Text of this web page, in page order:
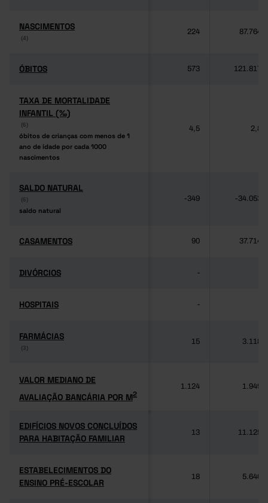
NASCIMENTOS
(4)
NASCIMENTOS
(4)
224 87.764
ÓBITOS
ÓBITOS 573 121.817
TAXA DE MORTALIDADE
INFANTIL (‰)
(6)
óbitos de crianças com menos de 1
ano de idade por cada 1000
nascimentos
TAXA DE MORTALIDADE
INFANTIL (‰)
(6)
óbitos de crianças com menos de 1
ano de idade por cada 1000
nascimentos
4,5 2,8
SALDO NATURAL
(6)
saldo natural
SALDO NATURAL
(6)
saldo natural
-349 -34.053
CASAMENTOS
CASAMENTOS 90 37.714
DIVÓRCIOS
DIVÓRCIOS -
HOSPITAIS
HOSPITAIS -
FARMÁCIAS
(3)
FARMÁCIAS
(3)
15 3.118
VALOR MEDIANO DE
AVALIAÇÃO BANCÁRIA POR M2
VALOR MEDIANO DE
AVALIAÇÃO BANCÁRIA POR M2
1.124 1.949
EDIFÍCIOS NOVOS CONCLUÍDOS
PARA HABITAÇÃO FAMILIAR
EDIFÍCIOS NOVOS CONCLUÍDOS
PARA HABITAÇÃO FAMILIAR
13 11.125
ESTABELECIMENTOS DO
ENSINO PRÉ-ESCOLAR
ESTABELECIMENTOS DO
ENSINO PRÉ-ESCOLAR
18 5.640